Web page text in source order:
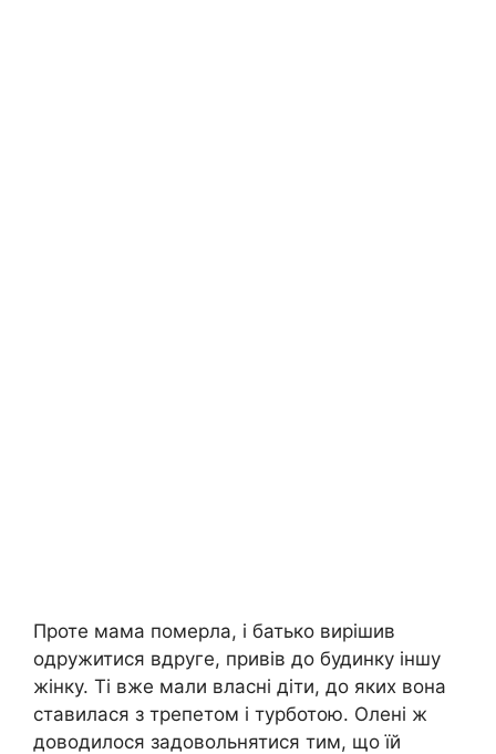
Проте мама померла, і батько вирішив
одружитися вдруге, привів до будинку іншу
жінку. Ті вже мали власні діти, до яких вона
ставилася з трепетом і турботою. Олені ж
доводилося задовольнятися тим, що їй